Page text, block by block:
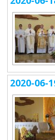
2020-